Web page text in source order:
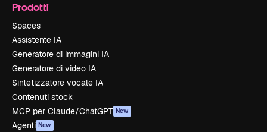
Prodotti
Spaces
Assistente IA
Generatore di immagini IA
Generatore di video IA
Sintetizzatore vocale IA
Contenuti stock
MCP per Claude/ChatGPT New
Agenti New